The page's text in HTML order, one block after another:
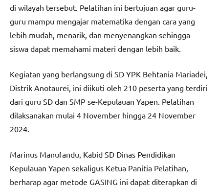
di wilayah tersebut. Pelatihan ini bertujuan agar guru-
guru mampu mengajar matematika dengan cara yang
lebih mudah, menarik, dan menyenangkan sehingga
siswa dapat memahami materi dengan lebih baik.
Kegiatan yang berlangsung di SD YPK Behtania Mariadei,
Distrik Anotaurei, ini diikuti oleh 210 peserta yang terdiri
dari guru SD dan SMP se-Kepulauan Yapen. Pelatihan
dilaksanakan mulai 4 November hingga 24 November
2024.
Marinus Manufandu, Kabid SD Dinas Pendidikan
Kepulauan Yapen sekaligus Ketua Panitia Pelatihan,
berharap agar metode GASING ini dapat diterapkan di